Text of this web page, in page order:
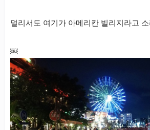
멀리서도 여기가 아메리칸 빌리지라고
￼